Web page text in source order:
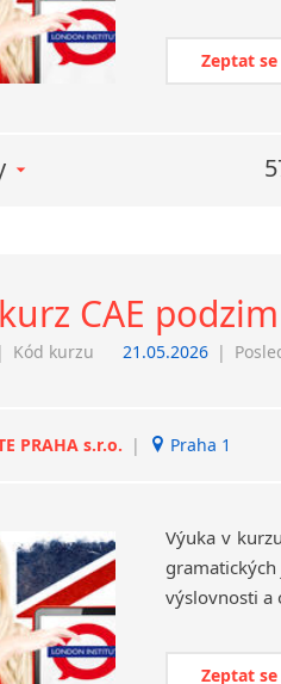
Zeptat
CAE
| Kód kurzu 21.05.2026 |
PRAHA s.r.o. | Praha 1
Výuka v
Zeptat